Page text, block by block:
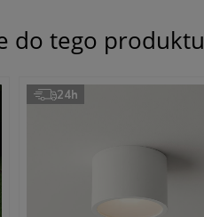
do tego produktu
24h